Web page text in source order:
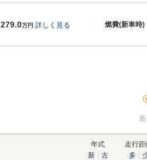
燃費(新車時)
279.0万円 詳しく見る
最
年式
新
古
走行
多